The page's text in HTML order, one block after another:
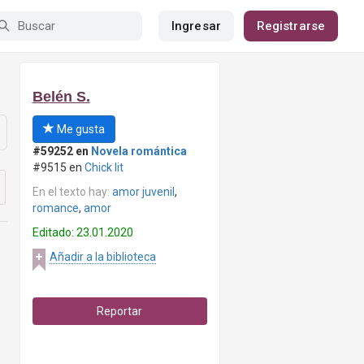
Ingresar Registrarse
Belén S.
Me gusta
#59252 en Novela romántica
#9515 en Chick lit
En el texto hay: amor juvenil ,
romance, amor
Editado: 23.01.2020
Añadir a la biblioteca
Reportar